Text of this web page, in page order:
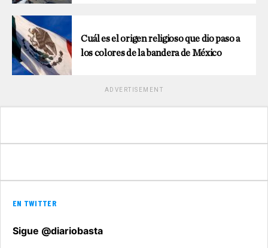
Cuál es el origen religioso que dio paso a
los colores de la bandera de México
ADVERTISEMENT
EN TWITTER
Sigue @diariobasta